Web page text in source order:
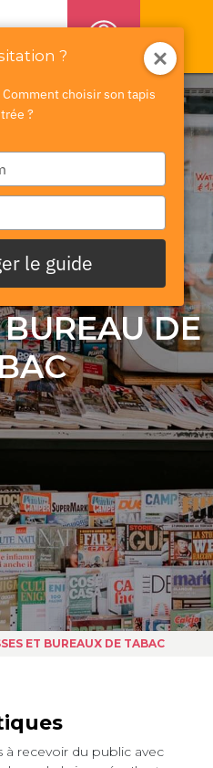
DE
ET BUREAUX DE TABAC
à recevoir du public avec
?
choisir son tapis
?
le guide